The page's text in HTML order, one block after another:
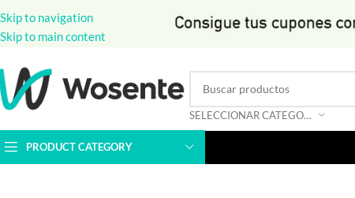
Skip to navigation
Skip to main content
SELECCIONAR CATEGORÍA
PRODUCT CATEGORY